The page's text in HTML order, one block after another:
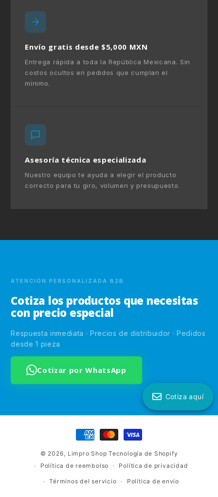
Envío gratis desde $5,000 MXN
Entrega rápida a toda la República Mexicana. Sin
costos ocultos en pedidos que cumplan el
mínimo.
Asesoría técnica especializada
Nuestro equipo te ayuda a elegir el producto
correcto para tu giro, volumen y presupuesto.
ATENCIÓN PERSONALIZADA B2B
Cotiza los productos que necesitas
con precio especial
Respuesta inmediata · Precios de distribuidor · Pedidos
desde 1 pieza
Cotizar por WhatsApp
Cotiza aquí
Formas
de
pago
© 2026, Limpro Shop Tecnología de Shopify
Política de reembolso
Política de privacidad
Términos del servicio Política de envío